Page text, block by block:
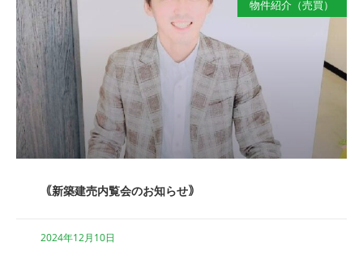
物件紹介（売買）
｟新築建売内覧会のお知らせ｠
2024年12月10日